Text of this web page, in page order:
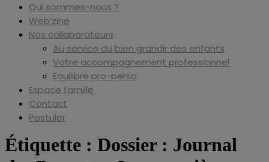
Qui sommes-nous ?
Web’zine
Nos collaborateurs
Au service du bien grandir des enfants
Votre accompagnement professionnel
Equilibre pro-perso
Espace famille
Contact
Postuler
Étiquette : Dossier : Journal